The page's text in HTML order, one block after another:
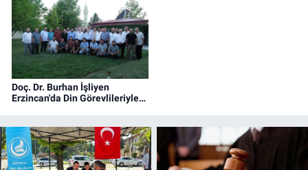
Doç. Dr. Burhan İşliyen
Erzincan'da Din Görevlileriyle